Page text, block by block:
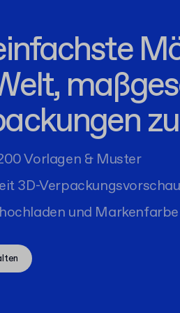
Vorlagen & Muster
3D-Verpackungsvorschau
und